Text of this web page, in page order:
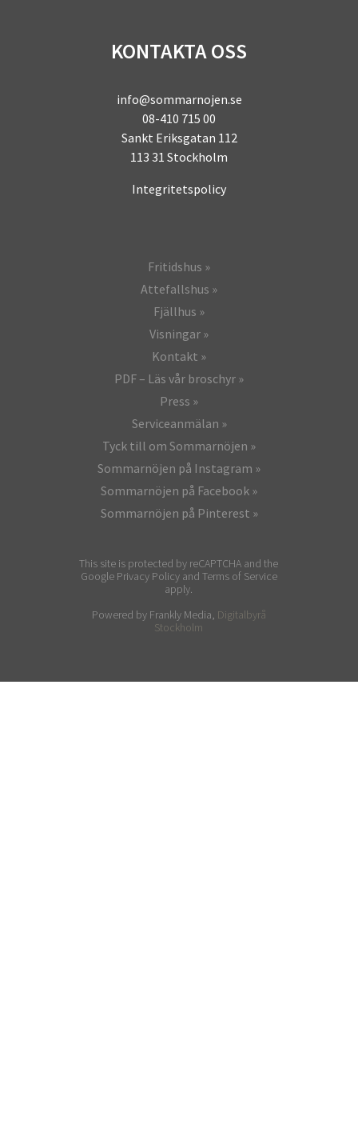
KONTAKTA OSS
info@sommarnojen.se
08-410 715 00
Sankt Eriksgatan 112
113 31 Stockholm
Integritetspolicy
Fritidshus
Attefallshus
Fjällhus
Visningar
Kontakt
PDF – Läs vår broschyr
Press
Serviceanmälan
Tyck till om Sommarnöjen
Sommarnöjen på Instagram
Sommarnöjen på Facebook
Sommarnöjen på Pinterest
This site is protected by reCAPTCHA and the
Google Privacy Policy and Terms of Service
apply.
Powered by Frankly Media, Digitalbyrå
Stockholm